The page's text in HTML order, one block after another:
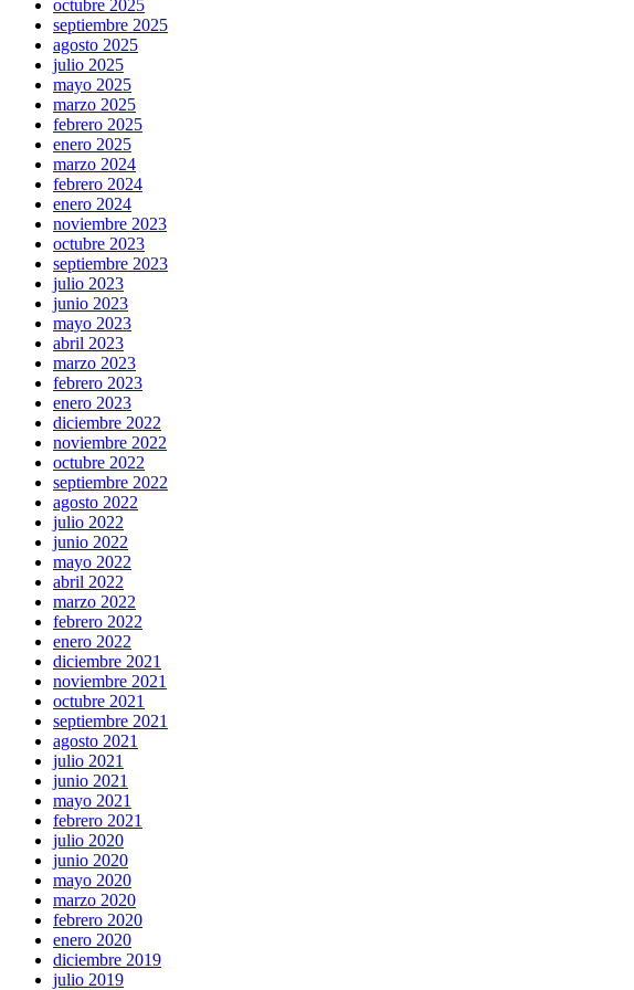
octubre 2025
septiembre 2025
agosto 2025
julio 2025
mayo 2025
marzo 2025
febrero 2025
enero 2025
marzo 2024
febrero 2024
enero 2024
noviembre 2023
octubre 2023
septiembre 2023
julio 2023
junio 2023
mayo 2023
abril 2023
marzo 2023
febrero 2023
enero 2023
diciembre 2022
noviembre 2022
octubre 2022
septiembre 2022
agosto 2022
julio 2022
junio 2022
mayo 2022
abril 2022
marzo 2022
febrero 2022
enero 2022
diciembre 2021
noviembre 2021
octubre 2021
septiembre 2021
agosto 2021
julio 2021
junio 2021
mayo 2021
febrero 2021
julio 2020
junio 2020
mayo 2020
marzo 2020
febrero 2020
enero 2020
diciembre 2019
julio 2019